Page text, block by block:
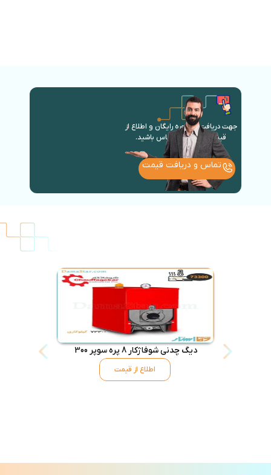
جهت دریافت مشاوره رایگان و اطلاع از
قیمت روز با ما در تماس باشید.
تماس و دریافت قیمت
دیگ چدنی شوفاژکار 8 پره سوپر 300
اطلاع از قیمت